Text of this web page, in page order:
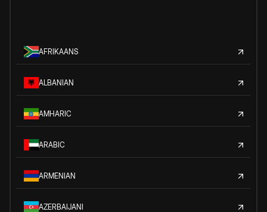
AFRIKAANS
ALBANIAN
AMHARIC
ARABIC
ARMENIAN
AZERBAIJANI